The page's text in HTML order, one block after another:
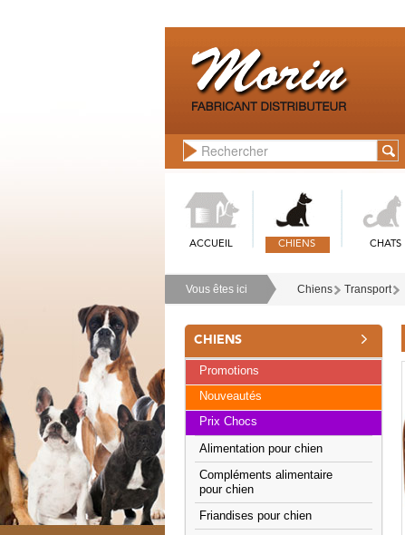
ACCUEIL CHIENS CHATS
Vous êtes ici Chiens Transport
CHIENS
Promotions
Nouveautés
Prix Chocs
Alimentation pour chien
Compléments alimentaire
pour chien
Friandises pour chien